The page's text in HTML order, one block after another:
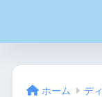
ホーム デ